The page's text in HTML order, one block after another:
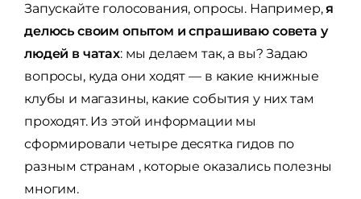
Запускайте голосования, опросы. Например,я
делюсь своим опытом и спрашиваю совета у
людей в чатах: мы делаем так, а вы? Задаю
вопросы, куда они ходят — в какие книжные
клубы и магазины, какие события у них там
проходят. Из этой информации мы
сформировали четыре десятка гидов по
разным странам , которые оказались полезны
многим.